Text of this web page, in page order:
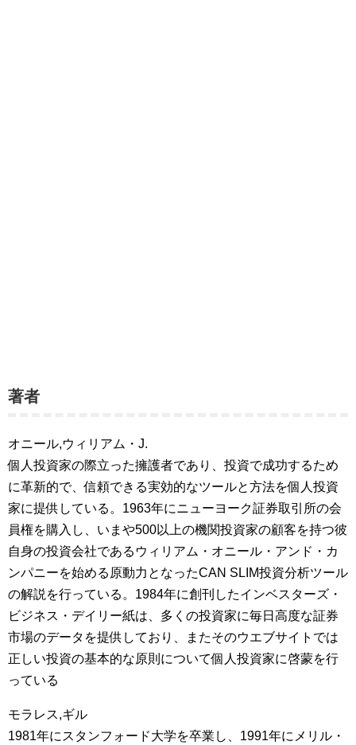
著者
オニール,ウィリアム・J.
個人投資家の際立った擁護者であり、投資で成功するため
に革新的で、信頼できる実効的なツールと方法を個人投資
家に提供している。1963年にニューヨーク証券取引所の会
員権を購入し、いまや500以上の機関投資家の顧客を持つ彼
自身の投資会社であるウィリアム・オニール・アンド・カ
ンパニーを始める原動力となったCAN SLIM投資分析ツール
の解説を行っている。1984年に創刊したインベスターズ・
ビジネス・デイリー紙は、多くの投資家に毎日高度な証券
市場のデータを提供しており、またそのウエブサイトでは
正しい投資の基本的な原則について個人投資家に啓蒙を行
っている
モラレス,ギル
1981年にスタンフォード大学を卒業し、1991年にメリル・